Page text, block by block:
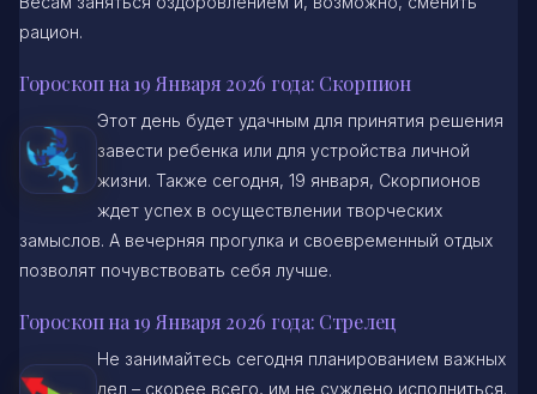
рацион.
Гороскоп на 19 Января 2026 года: Скорпион
Этот день будет удачным для принятия решения
завести ребенка или для устройства личной
жизни. Также сегодня, 19 января, Скорпионов
ждет успех в осуществлении творческих
замыслов. А вечерняя прогулка и своевременный отдых
позволят почувствовать себя лучше.
Гороскоп на 19 Января 2026 года: Стрелец
Не занимайтесь сегодня планированием важных
дел – скорее всего, им не суждено исполниться.